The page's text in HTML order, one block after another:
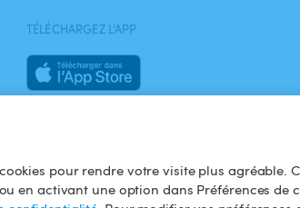
pour rendre votre visite plus agréable.
en activant une option dans Préférences de
TÉLÉCHARGEZ L'APP